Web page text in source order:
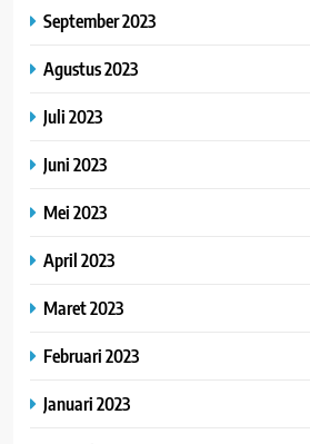
September 2023
Agustus 2023
Juli 2023
Juni 2023
Mei 2023
April 2023
Maret 2023
Februari 2023
Januari 2023